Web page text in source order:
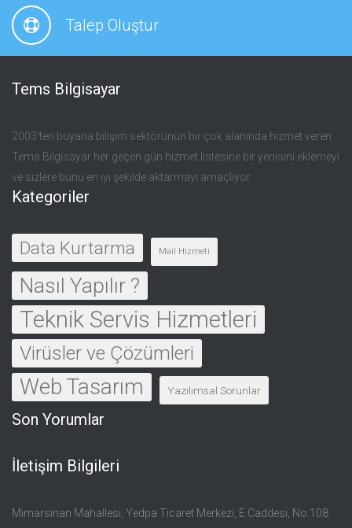
Talep Oluştur
Tems Bilgisayar
2003’ten buyana bilişim sektörünün bir çok alanında hizmet veren
Tems Bilgisayar her geçen gün hizmet listesine bir yenisini eklemeyi
ve sizlere bunu en iyi şekilde aktarmayı amaçlıyor.
Kategoriler
Data Kurtarma Mail Hizmeti
Nasıl Yapılır ?
Teknik Servis Hizmetleri
Virüsler ve Çözümleri
Web Tasarım Yazılımsal Sorunlar
Son Yorumlar
İletişim Bilgileri
Mimarsinan Mahallesi, Yedpa Ticaret Merkezi, E Caddesi, No:108